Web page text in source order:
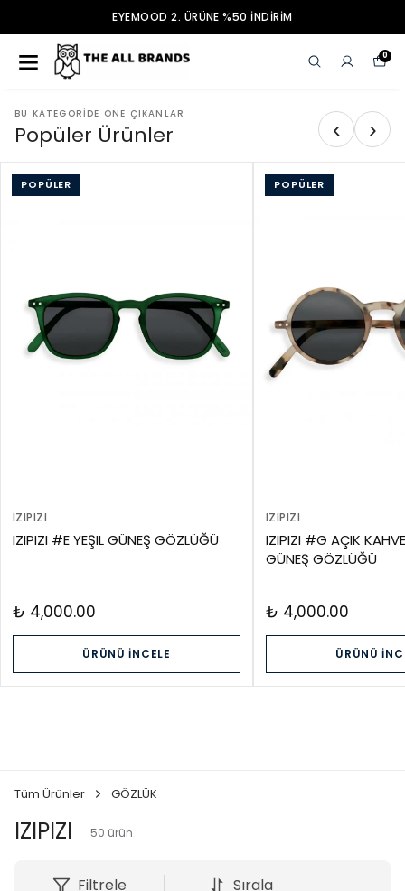
EYEMOOD 2. ÜRÜNE %50 İNDİRİM
0
BU KATEGORIDE ÖNE ÇIKANLAR
Popüler Ürünler ‹ ›
POPÜLER
IZIPIZI
IZIPIZI #E YEŞIL GÜNEŞ GÖZLÜĞÜ
₺ 4,000.00
ÜRÜNÜ İNCELE
POPÜLER
IZIPIZI
IZIPIZI #G AÇIK
GÜNEŞ GÖZLÜĞÜ
₺ 4,000.00
ÜRÜNÜ
Tüm Ürünler GÖZLÜK
IZIPIZI 50 ürün
Filtrele Sırala